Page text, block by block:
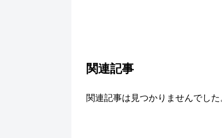
関連記事
関連記事は見つかりませんでした